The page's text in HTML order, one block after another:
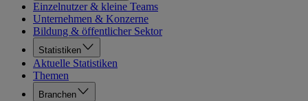
Einzelnutzer & kleine Teams
Unternehmen & Konzerne
Bildung & öffentlicher Sektor
Statistiken
Aktuelle Statistiken
Themen
Branchen